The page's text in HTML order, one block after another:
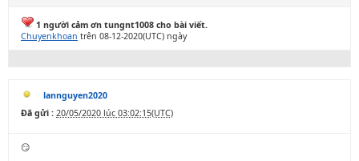
1 người cảm ơn tungnt1008 cho bài viết.
Chuyenkhoan trên 08-12-2020(UTC) ngày
lannguyen2020
Đã gửi : 20/05/2020 lúc 03:02:15(UTC)
😏